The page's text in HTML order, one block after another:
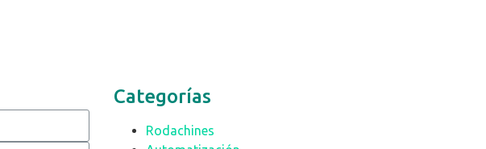
Categorías
Rodachines